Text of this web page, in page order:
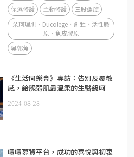
保濕修護
主動修護
三股螺旋
朵珂理肌、Ducolege、創甡、活性膠
原、魚皮膠原
吳郭魚
《生活同樂會》專訪：告別反覆敏
感，給脆弱肌最溫柔的生醫級呵
護。
2024-08-28
嘖嘖募資平台，成功的喜悅與初衷